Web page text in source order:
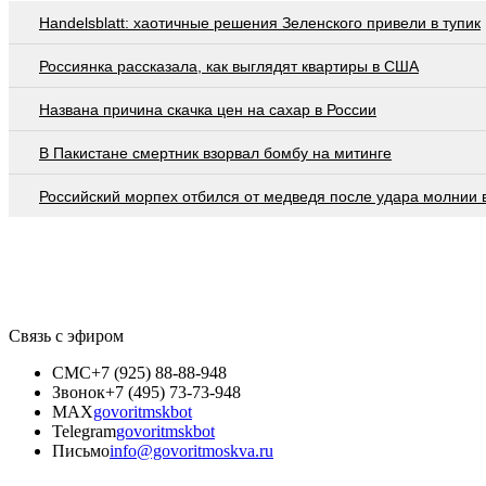
Handelsblatt: хаотичные решения Зеленского привели в тупик
Россиянка рассказала, как выглядят квартиры в США
Названа причина скачка цен на сахар в России
В Пакистане смертник взорвал бомбу на митинге
Российский морпех отбился от медведя после удара молнии
Связь с эфиром
СМС+7 (925) 88-88-948
Звонок+7 (495) 73-73-948
MAXgovoritmskbot
Telegramgovoritmskbot
Письмоinfo@govoritmoskva.ru